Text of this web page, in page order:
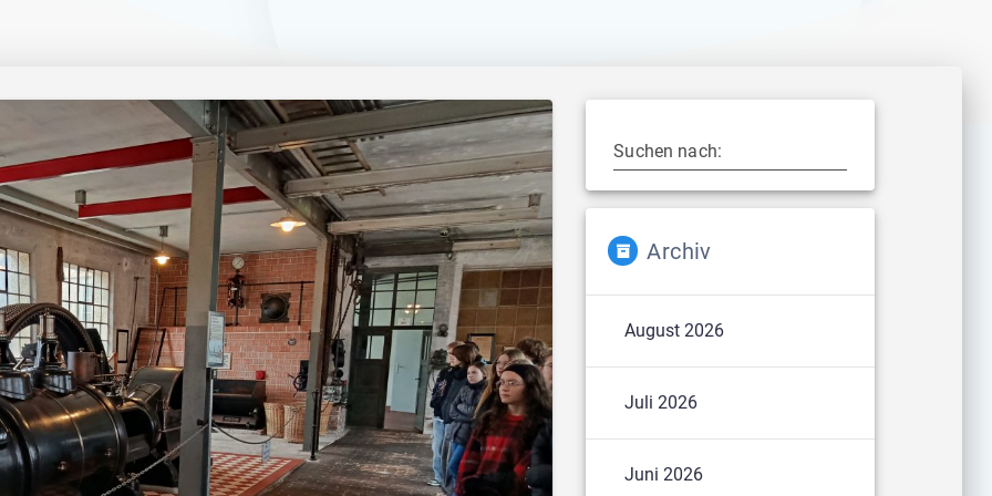
Suchen nach:
Archiv
August 2026
Juli 2026
Juni 2026